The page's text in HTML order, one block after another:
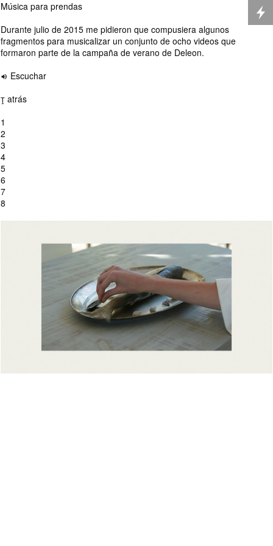
Música para prendas
Durante julio de 2015 me pidieron que compusiera algunos
fragmentos para musicalizar un conjunto de ocho videos que
formaron parte de la campaña de verano de Deleon.
 Escuchar
 atrás
1
2
3
4
5
6
7
8